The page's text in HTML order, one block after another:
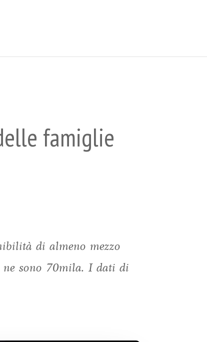
famiglie
di almeno mezzo
sono 70mila. I dati di